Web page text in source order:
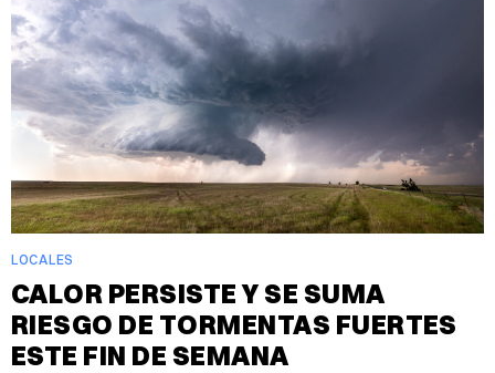
LOCALES
CALOR PERSISTE Y SE SUMA
RIESGO DE TORMENTAS FUERTES
ESTE FIN DE SEMANA